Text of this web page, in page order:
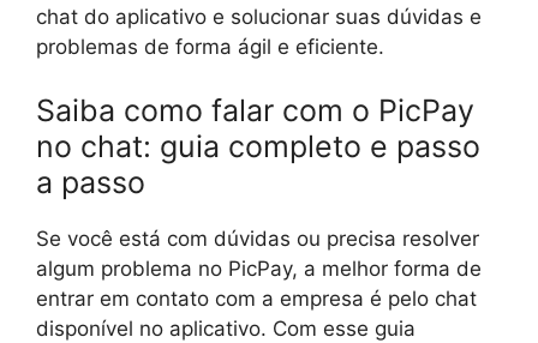
chat do aplicativo e solucionar suas dúvidas e
problemas de forma ágil e eficiente.
Saiba como falar com o PicPay
no chat: guia completo e passo
a passo
Se você está com dúvidas ou precisa resolver
algum problema no PicPay, a melhor forma de
entrar em contato com a empresa é pelo chat
disponível no aplicativo. Com esse guia